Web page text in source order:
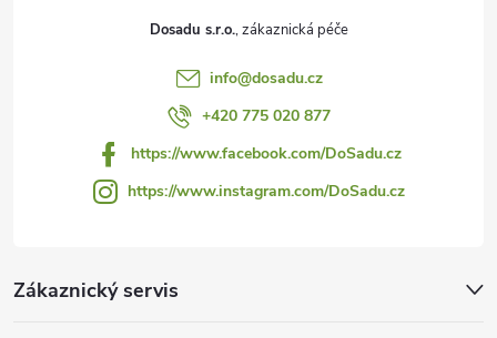
Zákaznický servis
Dosadu s.r.o.
info@dosadu.cz
+420 775 020 877
https://www.facebook.com/DoSadu.cz
https://www.instagram.com/DoSadu.cz